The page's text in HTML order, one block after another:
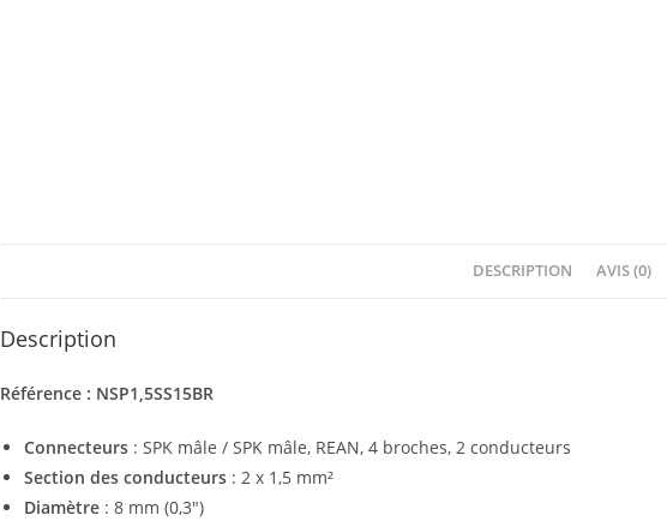
DESCRIPTION AVIS (0)
Description
Référence : NSP1,5SS15BR
Connecteurs : SPK mâle / SPK mâle, REAN, 4 broches, 2 conducteurs
Section des conducteurs : 2 x 1,5 mm²
Diamètre : 8 mm (0,3″)